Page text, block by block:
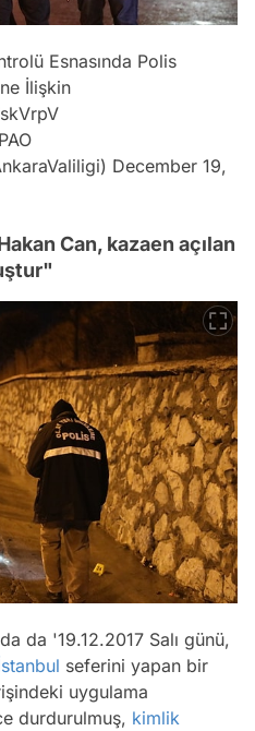
Esnasında Polis
İlişkin
December 19,
Can, kazaen açılan
da '19.12.2017 Salı günü,
seferini yapan bir
uygulama
durdurulmuş, kimlik